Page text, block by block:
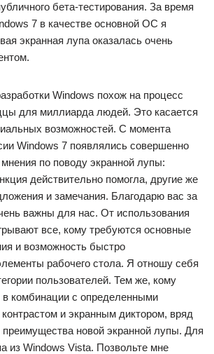
бета-тестирования. За время
7 в качестве основной ОС я
экранная лупа оказалась очень
Windows похож на процесс
для миллиарда людей. Это касается
возможностей. С момента
Windows 7 появлялись совершенно
по поводу экранной лупы:
действительно помогла, другие же
и замечания. Благодарю вас за
важны для нас. От использования
все, кому требуются основные
и возможность быстро
рабочего стола. Я отношу себя
пользователей. Тем же, кому
в комбинации с определенными
и экранным диктором, вряд
преимущества новой экранной лупы. Для
из Windows Vista. Позвольте мне